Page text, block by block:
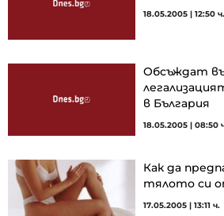
18.05.2005 | 12:50 ч.
Oбсъждат
в България
18.05.2005 | 08:50
Как да
тялото си
17.05.2005 | 13:11 ч.